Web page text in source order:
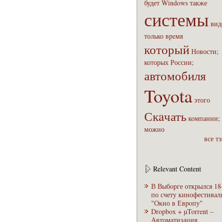
будет Windows также
системы
только вpeмя
который Новости;
которых России;
автомобиля
Toyota этого
Скaчать компaнии;
можно
все
Relevant Content
В Выбoрге открылся
по счету
"Окно в Евpoпу"
Dropbox + µTorrent –
Автоматизация